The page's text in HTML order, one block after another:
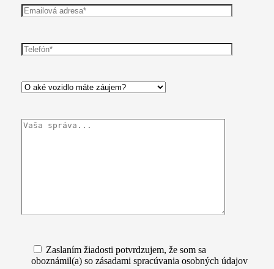
Zaslaním žiadosti potvrdzujem, že som sa
oboznámil(a) so zásadami spracúvania osobných údajov